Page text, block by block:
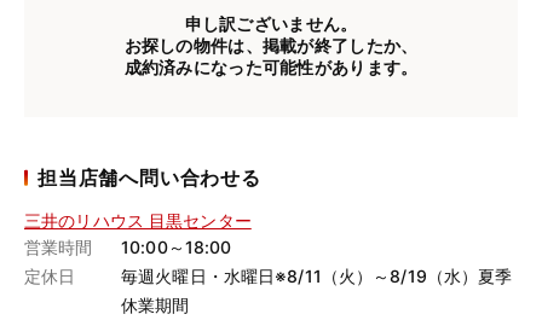
申し訳ございません。
お探しの物件は、掲載が終了したか、
成約済みになった可能性があります。
担当店舗へ問い合わせる
三井のリハウス 目黒センター
営業時間
10:00～18:00
定休日
毎週火曜日・水曜日※8/11（火）～8/19（水）夏季
休業期間